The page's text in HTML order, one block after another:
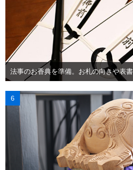
法事のお香典を準備。お札の向きや表